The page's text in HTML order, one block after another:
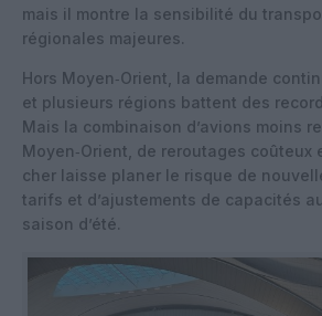
mais il montre la sensibilité du
régionales majeures.
Hors Moyen‑Orient, la demande
et plusieurs régions battent des
Mais la combinaison d’avions moins
Moyen‑Orient, de reroutages coûteux
cher laisse planer le risque de
tarifs et d’ajustements de capacités
saison d’été.